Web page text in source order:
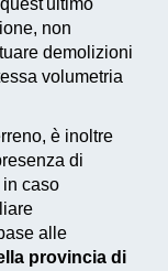
non
demolizioni
volumetria
è inoltre
di
caso
alle
provincia di